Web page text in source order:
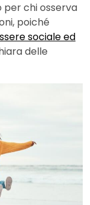
chi osserva
poiché
sociale ed
delle